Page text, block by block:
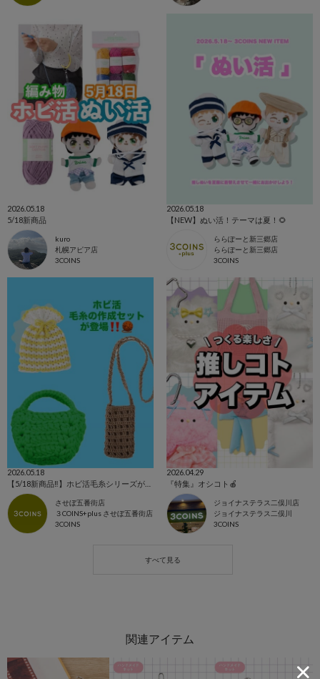
2026.05.18
5/18新商品
kuro
札幌アピア店
3COINS
2026.05.18
【NEW】ぬい活！テーマは夏！🌻
ららぽーと新三郷店
ららぽーと新三郷店
3COINS
2026.05.18
させぼ五番街店
３COINS+plus させぼ五番街店
3COINS
2026.04.29
『特集』オシコト🍎
ジョイナステラス二俣川店
ジョイナステラス二俣川
3COINS